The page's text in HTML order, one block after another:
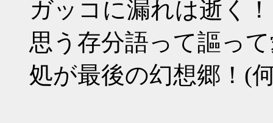
ガッコに漏れは逝く！
思う存分語って謳っ
処が最後の幻想郷！(